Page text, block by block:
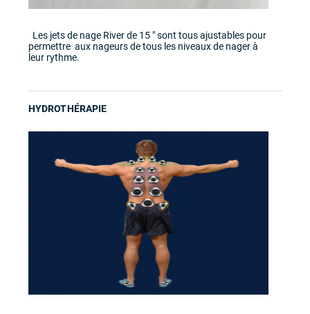
Les jets de nage River de 15 " sont tous ajustables pour
permettre aux nageurs de tous les niveaux de nager à
leur rythme.
HYDROTHÉRAPIE